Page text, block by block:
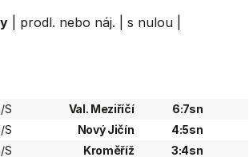
| prodl. nebo náj. s nulou|
S Val. Meziříčí
6:7sn
S Nový Jičín
4:5sn
S Kroměříž 3:4sn